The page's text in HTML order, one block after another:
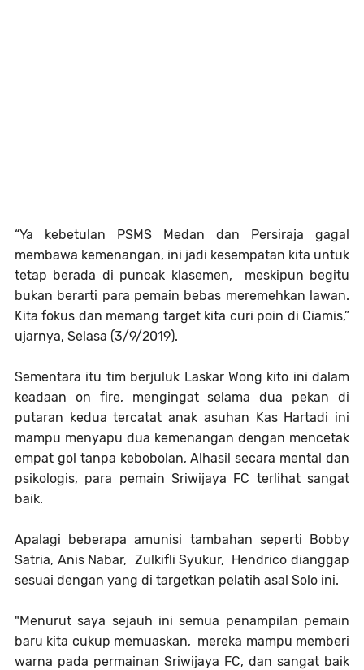
“Ya kebetulan PSMS Medan dan Persiraja gagal
membawa kemenangan, ini jadi kesempatan kita untuk
tetap berada di puncak klasemen, meskipun begitu
bukan berarti para pemain bebas meremehkan lawan.
Kita fokus dan memang target kita curi poin di Ciamis,”
ujarnya, Selasa (3/9/2019).
Sementara itu tim berjuluk Laskar Wong kito ini dalam
keadaan on fire, mengingat selama dua pekan di
putaran kedua tercatat anak asuhan Kas Hartadi ini
mampu menyapu dua kemenangan dengan mencetak
empat gol tanpa kebobolan, Alhasil secara mental dan
psikologis, para pemain Sriwijaya FC terlihat sangat
baik.
Apalagi beberapa amunisi tambahan seperti Bobby
Satria, Anis Nabar, Zulkifli Syukur, Hendrico dianggap
sesuai dengan yang di targetkan pelatih asal Solo ini.
"Menurut saya sejauh ini semua penampilan pemain
baru kita cukup memuaskan, mereka mampu memberi
warna pada permainan Sriwijaya FC, dan sangat baik